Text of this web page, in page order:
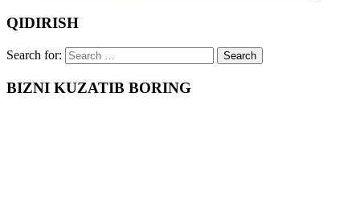
QIDIRISH
Search for:
BIZNI KUZATIB BORING